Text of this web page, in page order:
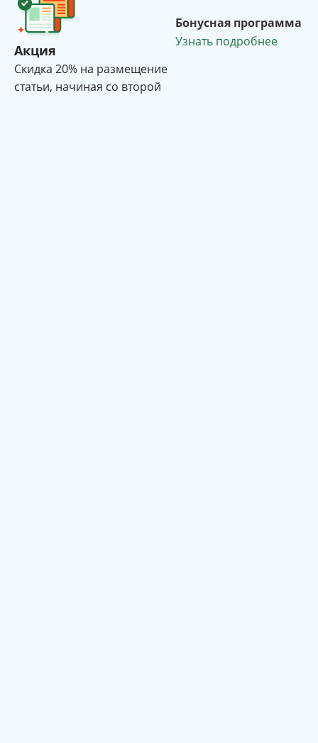
Акция
Cкидка 20% на размещение
статьи, начиная со второй
Бонусная программа
Узнать подробнее